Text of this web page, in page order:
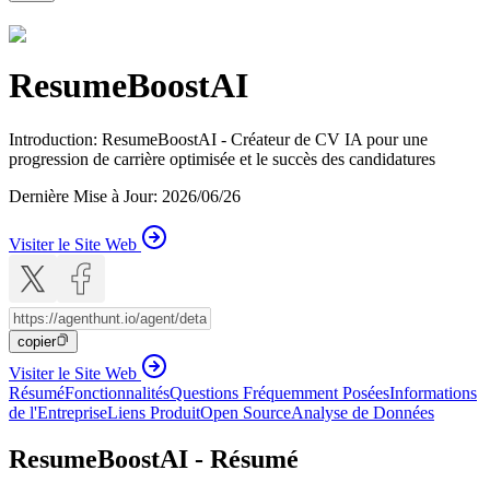
ResumeBoostAI
Introduction: ResumeBoostAI - Créateur de CV IA pour une
progression de carrière optimisée et le succès des candidatures
Dernière Mise à Jour: 2026/06/26
Visiter le Site Web
copier
Visiter le Site Web
RésuméFonctionnalitésQuestions Fréquemment PoséesInformations
de l'EntrepriseLiens ProduitOpen SourceAnalyse de Données
ResumeBoostAI - Résumé